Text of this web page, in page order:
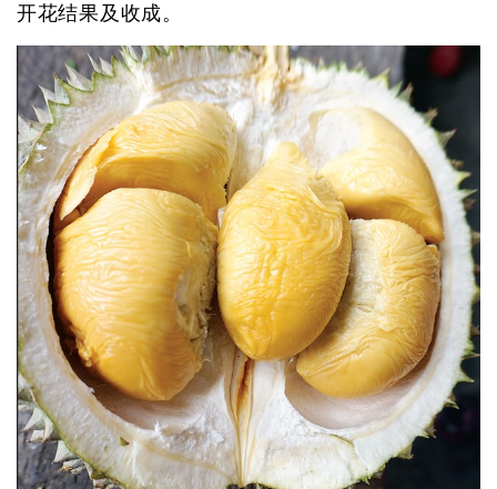
开花结果及收成。